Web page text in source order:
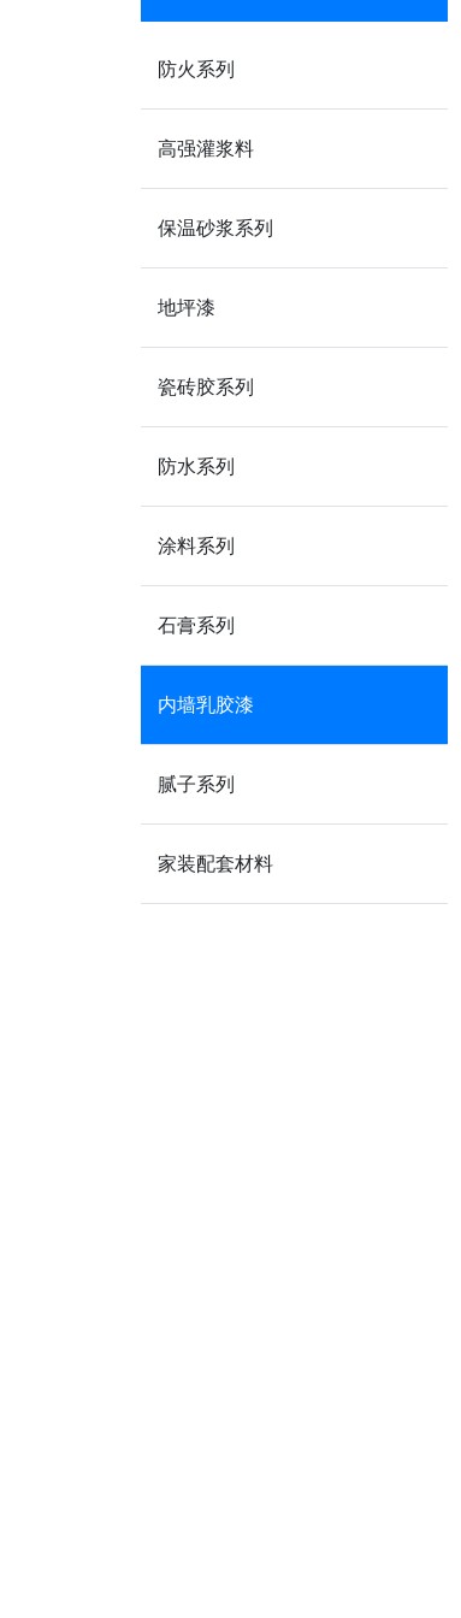
防火系列
高强灌浆料
保温砂浆系列
地坪漆
瓷砖胶系列
防水系列
涂料系列
石膏系列
内墙乳胶漆
腻子系列
家装配套材料